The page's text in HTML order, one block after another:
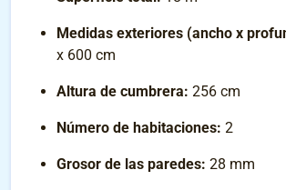
Medidas exteriores (ancho x
x 600 cm
Altura de cumbrera: 256 cm
Número de habitaciones: 2
Grosor de las paredes: 28 mm